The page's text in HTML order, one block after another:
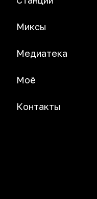
Миксы
Медиатека
Моё
Контакты